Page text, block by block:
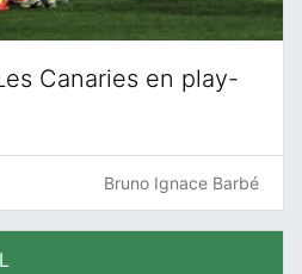
Canaries en play-
Bruno Ignace Barbé